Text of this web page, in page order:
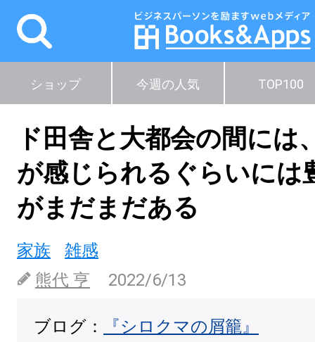
ショップ 今週の人気 TOP100
ド田舎と大都会の間には
が感じられるぐらいには
がまだまだある
家族
雑感
熊代 亨
2022/6/13
ブログ：
『シロクマの屑籠』